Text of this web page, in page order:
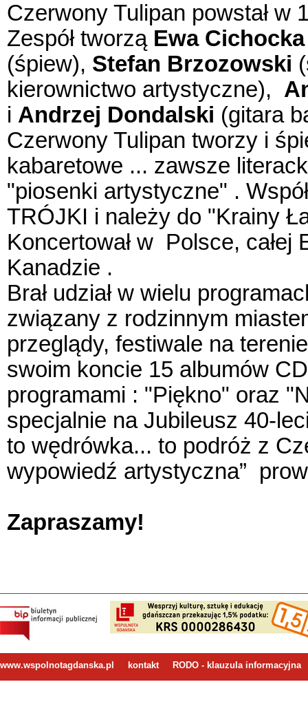
Czerwony Tulipan powstał w
Zespół tworzą Ewa Cichocka
(śpiew), Stefan Brzozowski
kierownictwo artystyczne),
i Andrzej Dondalski (gitara
Czerwony Tulipan tworzy i
kabaretowe ... zawsze
"piosenki artystyczne" .
TRÓJKI i należy do "Krainy
Koncertował w Polsce, całej
Kanadzie .
Brał udział w wielu
związany z rodzinnym
przeglądy, festiwale na
swoim koncie 15 albumów
programami : "Piękno" oraz
specjalnie na Jubileusz 40-
to wędrówka... to podróż z
wypowiedź artystyczna”
Zapraszamy!
www.wspolnotagdanska.pl kontakt RODO - klauzula informacyjna